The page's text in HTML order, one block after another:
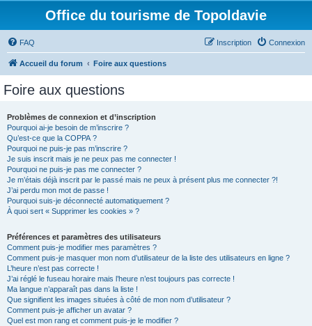
Office du tourisme de Topoldavie
FAQ Connexion
Inscription
Accueil du forum Foire aux questions
Foire aux questions
Problèmes de connexion et d’inscription
Pourquoi ai-je besoin de m’inscrire ?
Qu’est-ce que la COPPA ?
Pourquoi ne puis-je pas m’inscrire ?
Je suis inscrit mais je ne peux pas me connecter !
Pourquoi ne puis-je pas me connecter ?
Je m’étais déjà inscrit par le passé mais ne peux à présent plus me connecter ?!
J’ai perdu mon mot de passe !
Pourquoi suis-je déconnecté automatiquement ?
À quoi sert « Supprimer les cookies » ?
Préférences et paramètres des utilisateurs
Comment puis-je modifier mes paramètres ?
Comment puis-je masquer mon nom d’utilisateur de la liste des utilisateurs en ligne ?
L’heure n’est pas correcte !
J’ai réglé le fuseau horaire mais l’heure n’est toujours pas correcte !
Ma langue n’apparaît pas dans la liste !
Que signifient les images situées à côté de mon nom d’utilisateur ?
Comment puis-je afficher un avatar ?
Quel est mon rang et comment puis-je le modifier ?